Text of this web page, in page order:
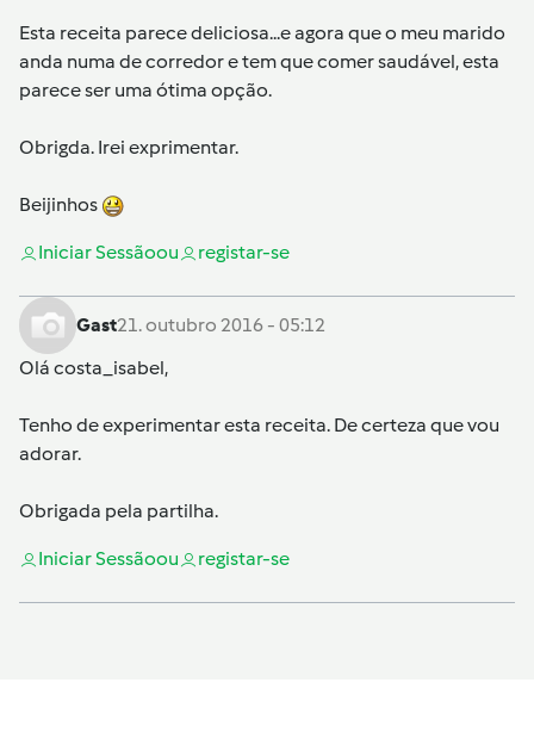
Esta receita parece deliciosa...e agora que o meu marido
anda numa de corredor e tem que comer saudável, esta
parece ser uma ótima opção.
Obrigda. Irei exprimentar.
Beijinhos
Iniciar Sessãoou registar-se
Gast21. outubro 2016 - 05:12
Olá costa_isabel,
Tenho de experimentar esta receita. De certeza que vou
adorar.
Obrigada pela partilha.
Iniciar Sessãoou registar-se